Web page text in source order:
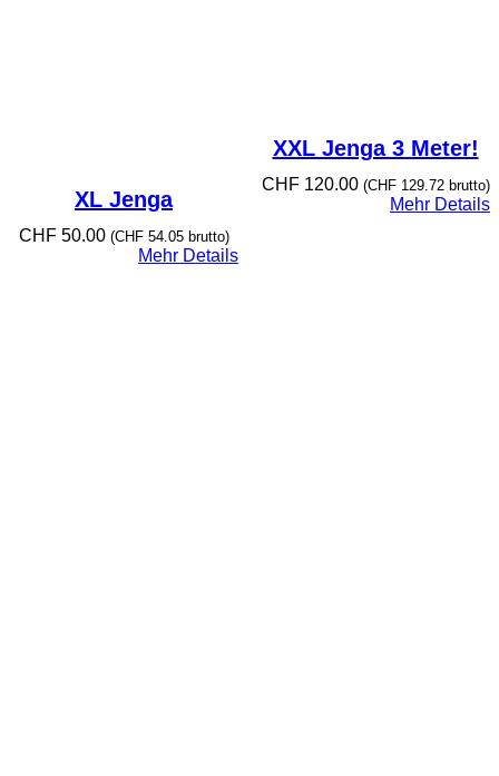
XL Jenga
CHF50.00 (CHF54.05brutto)
Mehr Details
XXL Jenga 3 Meter!
CHF120.00 (CHF129.72brutto)
Mehr Details